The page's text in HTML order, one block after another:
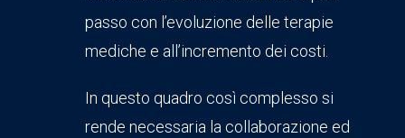
passo con l’evoluzione delle terapie
mediche e all’incremento dei costi.
In questo quadro così complesso si
rende necessaria la collaborazione ed